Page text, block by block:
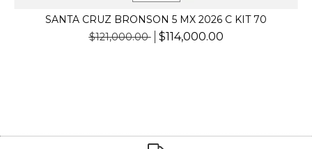
SANTA CRUZ BRONSON 5 MX 2026 C KIT 70
$121,000.00
$114,000.00